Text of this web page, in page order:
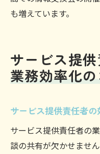
も増えています。
サービス提
業務効率化
サービス提供責任者
サービス提供責任者の
談の共有が欠かせませ